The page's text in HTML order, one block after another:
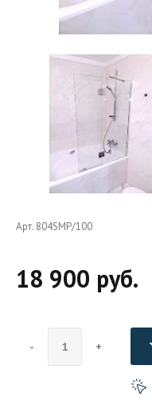
Арт. 804SMP/100
18 900 руб.
- +